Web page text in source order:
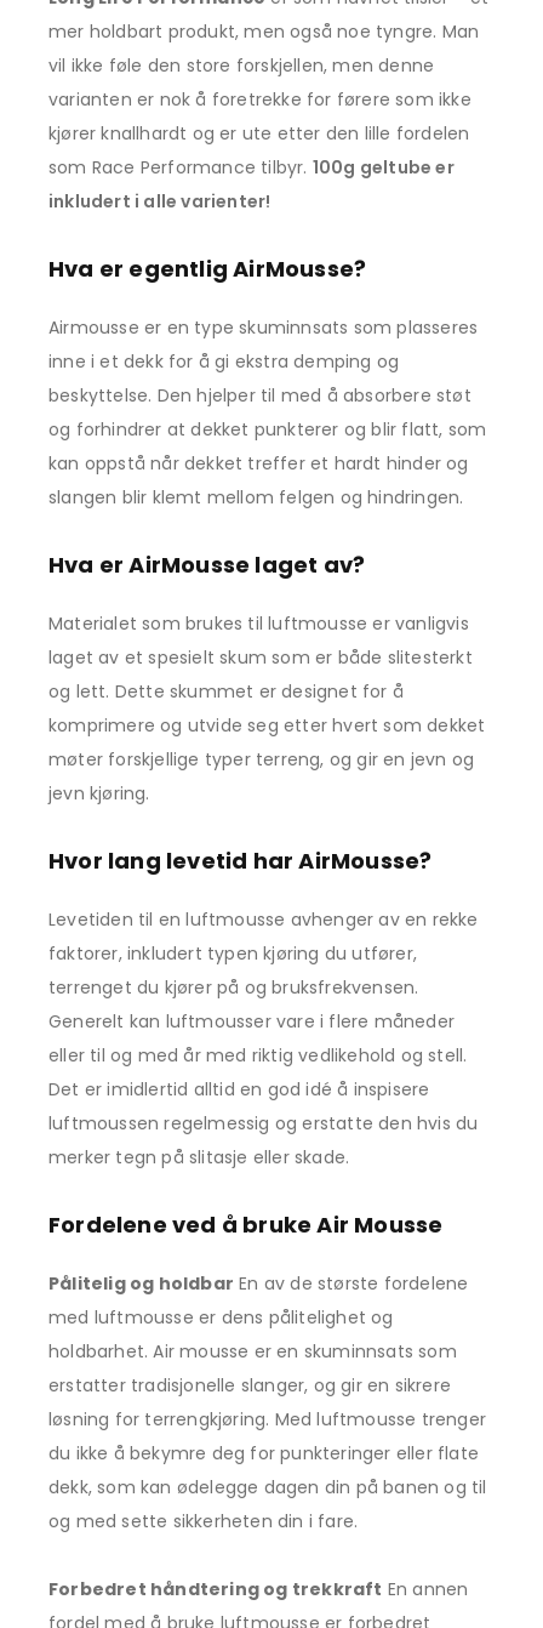
mer holdbart produkt, men også noe tyngre. Man
vil ikke føle den store forskjellen, men denne
varianten er nok å foretrekke for førere som ikke
kjører knallhardt og er ute etter den lille fordelen
som Race Performance tilbyr. 100g geltube er
inkludert i alle varienter!
Hva er egentlig AirMousse?
Airmousse er en type skuminnsats som plasseres
inne i et dekk for å gi ekstra demping og
beskyttelse. Den hjelper til med å absorbere støt
og forhindrer at dekket punkterer og blir flatt, som
kan oppstå når dekket treffer et hardt hinder og
slangen blir klemt mellom felgen og hindringen.
Hva er AirMousse laget av?
Materialet som brukes til luftmousse er vanligvis
laget av et spesielt skum som er både slitesterkt
og lett. Dette skummet er designet for å
komprimere og utvide seg etter hvert som dekket
møter forskjellige typer terreng, og gir en jevn og
jevn kjøring.
Hvor lang levetid har AirMousse?
Levetiden til en luftmousse avhenger av en rekke
faktorer, inkludert typen kjøring du utfører,
terrenget du kjører på og bruksfrekvensen.
Generelt kan luftmousser vare i flere måneder
eller til og med år med riktig vedlikehold og stell.
Det er imidlertid alltid en god idé å inspisere
luftmoussen regelmessig og erstatte den hvis du
merker tegn på slitasje eller skade.
Fordelene ved å bruke Air Mousse
Pålitelig og holdbar En av de største fordelene
med luftmousse er dens pålitelighet og
holdbarhet. Air mousse er en skuminnsats som
erstatter tradisjonelle slanger, og gir en sikrere
løsning for terrengkjøring. Med luftmousse trenger
du ikke å bekymre deg for punkteringer eller flate
dekk, som kan ødelegge dagen din på banen og til
og med sette sikkerheten din i fare.
Forbedret håndtering og trekkraft En annen
fordel med å bruke luftmousse er forbedret